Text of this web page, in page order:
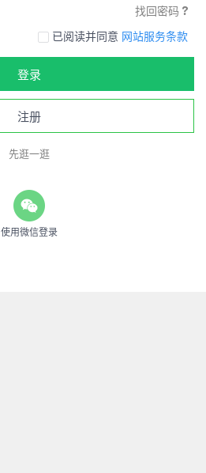
找回密码
已阅读并同意 网站服务条款
登录
注册
先逛一逛
使用微信登录